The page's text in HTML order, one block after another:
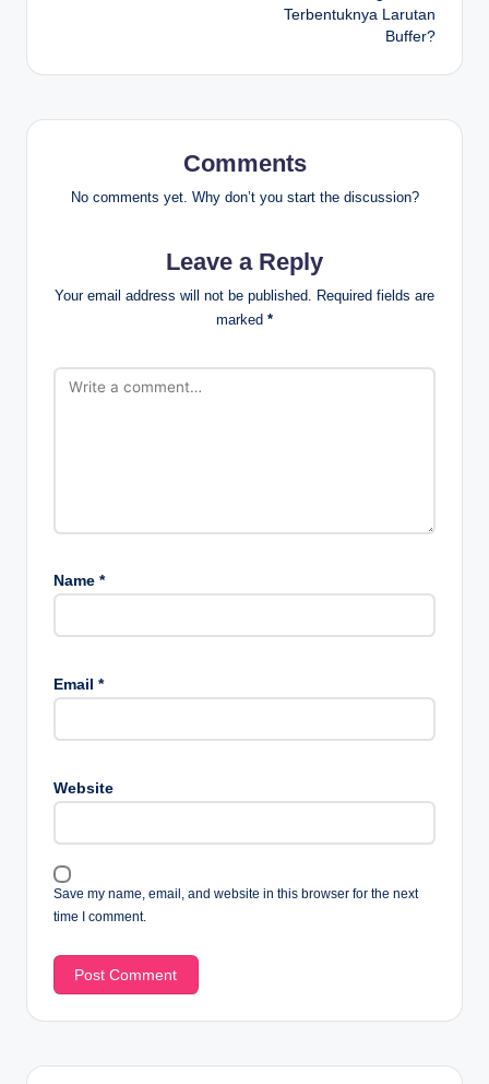
Terbentuknya Larutan
Buffer?
Comments
No comments yet. Why don’t you start the discussion?
Leave a Reply
Your email address will not be published. Required fields are
marked *
Name *
Email *
Website
Save my name, email, and website in this browser for the next
time I comment.